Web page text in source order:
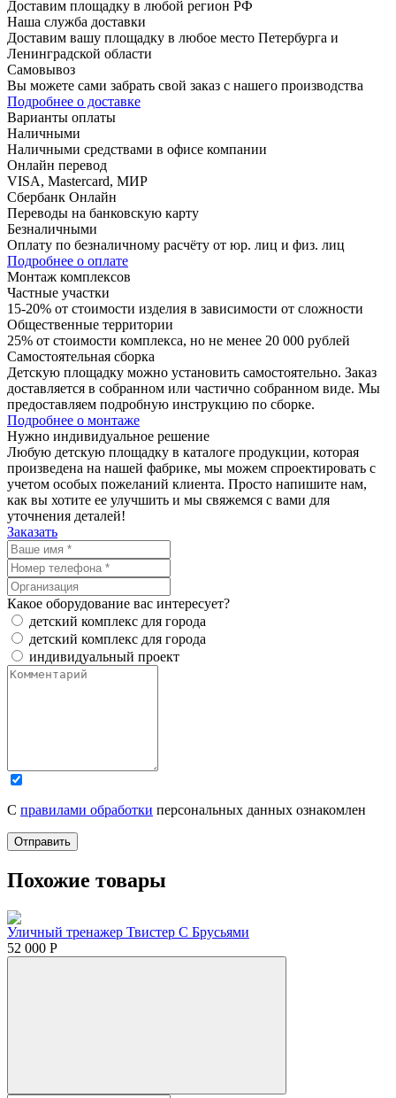
Доставим площадку в любой регион РФ
Наша служба доставки
Доставим вашу площадку в любое место Петербурга и
Ленинградской области
Самовывоз
Вы можете сами забрать свой заказ с нашего производства
Подробнее о доставке
Варианты оплаты
Наличными
Наличными средствами в офисе компании
Онлайн перевод
VISA, Mastercard, МИР
Сбербанк Онлайн
Переводы на банковскую карту
Безналичными
Оплату по безналичному расчёту от юр. лиц и физ. лиц
Подробнее о оплате
Монтаж комплексов
Частные участки
15-20% от стоимости изделия в зависимости от сложности
Общественные территории
25% от стоимости комплекса, но не менее 20 000 рублей
Самостоятельная сборка
Детскую площадку можно установить самостоятельно. Заказ
доставляется в собранном или частично собранном виде. Мы
предоставляем подробную инструкцию по сборке.
Подробнее о монтаже
Нужно индивидуальное решение
Любую детскую площадку в каталоге продукции, которая
произведена на нашей фабрике, мы можем спроектировать с
учетом особых пожеланий клиента. Просто напишите нам,
как вы хотите ее улучшить и мы свяжемся с вами для
уточнения деталей!
Заказать
Какое оборудование вас интересует?
детский комплекс для города
детский комплекс для города
индивидуальный проект
С правилами обработки персональных данных ознакомлен
Отправить
Похожие товары
Уличный тренажер Твистер С Брусьями
52 000 Р